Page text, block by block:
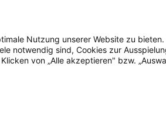
Nutzung unserer Website zu bieten.
notwendig sind, Cookies zur
von „Alle akzeptieren" bzw.